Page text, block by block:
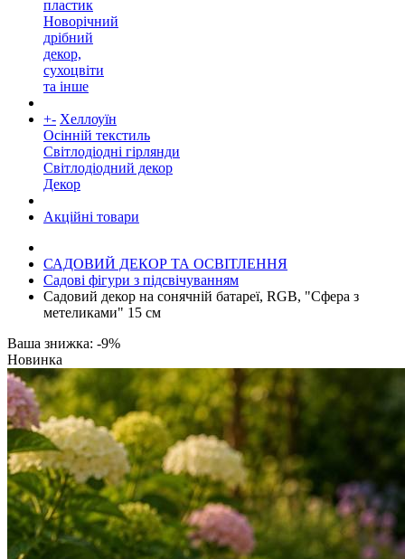
пластик
Новорічний
дрібний
декор,
сухоцвіти
та інше
+- Хеллоуїн
Осінній текстиль
Світлодіодні гірлянди
Світлодіодний декор
Декор
Акційні товари
САДОВИЙ ДЕКОР ТА ОСВІТЛЕННЯ
Садові фігури з підсвічуванням
Садовий декор на сонячній батареї, RGB, "Сфера з
метеликами" 15 см
Ваша знижка: -9%
Новинка